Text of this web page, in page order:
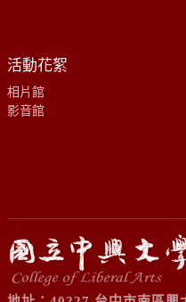
活動花絮
相片館
影音館